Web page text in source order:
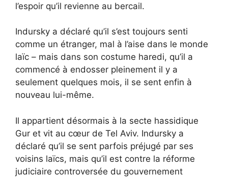
l’espoir qu’il revienne au bercail.
Indursky a déclaré qu’il s’est toujours senti
comme un étranger, mal à l’aise dans le monde
laïc – mais dans son costume haredi, qu’il a
commencé à endosser pleinement il y a
seulement quelques mois, il se sent enfin à
nouveau lui-même.
Il appartient désormais à la secte hassidique
Gur et vit au cœur de Tel Aviv. Indursky a
déclaré qu’il se sent parfois préjugé par ses
voisins laïcs, mais qu’il est contre la réforme
judiciaire controversée du gouvernement